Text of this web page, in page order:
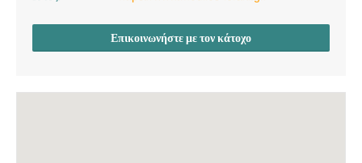
Επικοινωνήστε με τον κάτοχο